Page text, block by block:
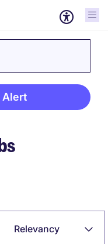
Alert
Relevancy